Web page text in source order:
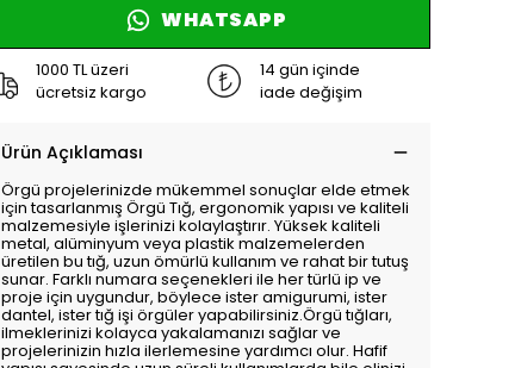
WHATSAPP
1000 TL üzeri
ücretsiz kargo
14 gün içinde
iade değişim
Ürün Açıklaması
Örgü projelerinizde mükemmel sonuçlar elde etmek
için tasarlanmış Örgü Tığ, ergonomik yapısı ve kaliteli
malzemesiyle işlerinizi kolaylaştırır. Yüksek kaliteli
metal, alüminyum veya plastik malzemelerden
üretilen bu tığ, uzun ömürlü kullanım ve rahat bir tutuş
sunar. Farklı numara seçenekleri ile her türlü ip ve
proje için uygundur, böylece ister amigurumi, ister
dantel, ister tığ işi örgüler yapabilirsiniz.Örgü tığları,
ilmeklerinizi kolayca yakalamanızı sağlar ve
projelerinizin hızla ilerlemesine yardımcı olur. Hafif